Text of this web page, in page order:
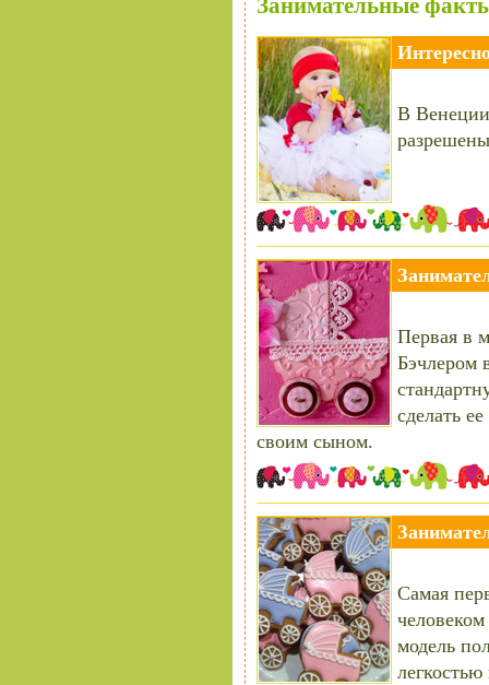
Занимательные
В
Первая в
Бэчлером
сделать
своим сыном.
Самая
модель